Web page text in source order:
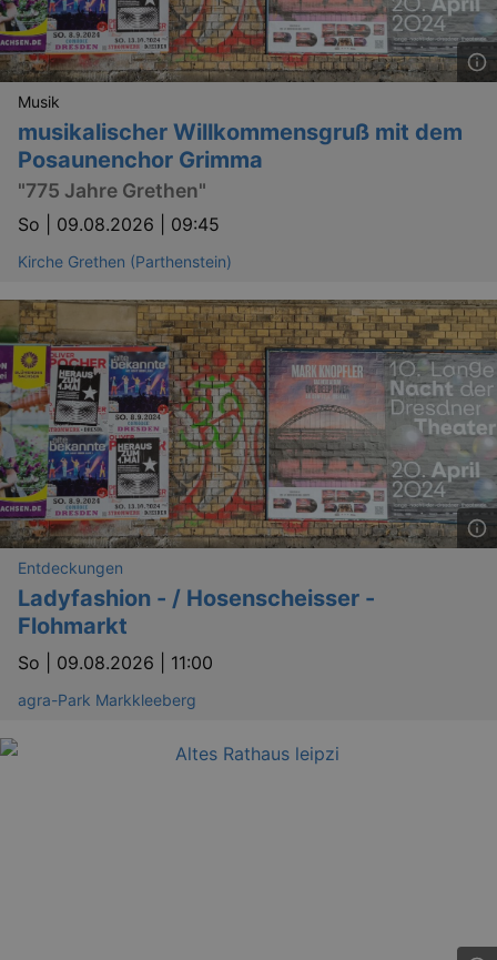
Musik
musikalischer Willkommensgruß mit dem
Posaunenchor Grimma
"775 Jahre Grethen"
So | 09.08.2026 | 09:45
Kirche Grethen (Parthenstein)
Entdeckungen
Ladyfashion - / Hosenscheisser -
Flohmarkt
So | 09.08.2026 | 11:00
agra-Park Markkleeberg